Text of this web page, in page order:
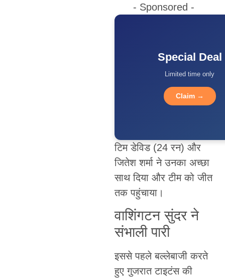
- Sponsored -
Special Deal
Limited time only
Claim →
टिम डेविड (24 रन) और
जितेश शर्मा ने उनका अच्छा
साथ दिया और टीम को जीत
तक पहुंचाया।
वाशिंगटन सुंदर ने
संभाली पारी
इससे पहले बल्लेबाजी करते
हुए गुजरात टाइटंस की